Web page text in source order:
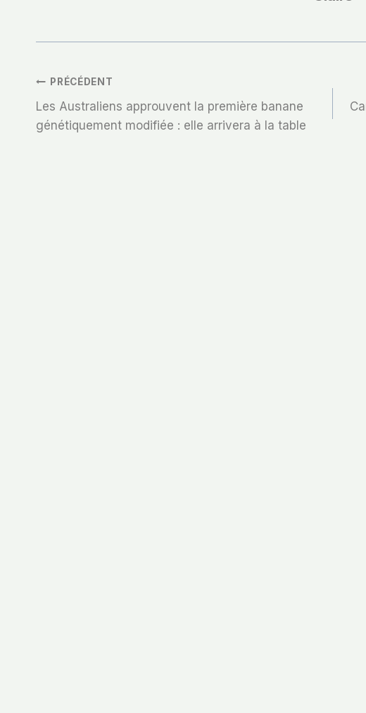
Navigation
De
PRÉCÉDENT
Les Australiens approuvent la première banane
génétiquement modifiée : elle arrivera à la table